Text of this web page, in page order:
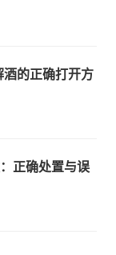
的正确打开方
正确处置与误